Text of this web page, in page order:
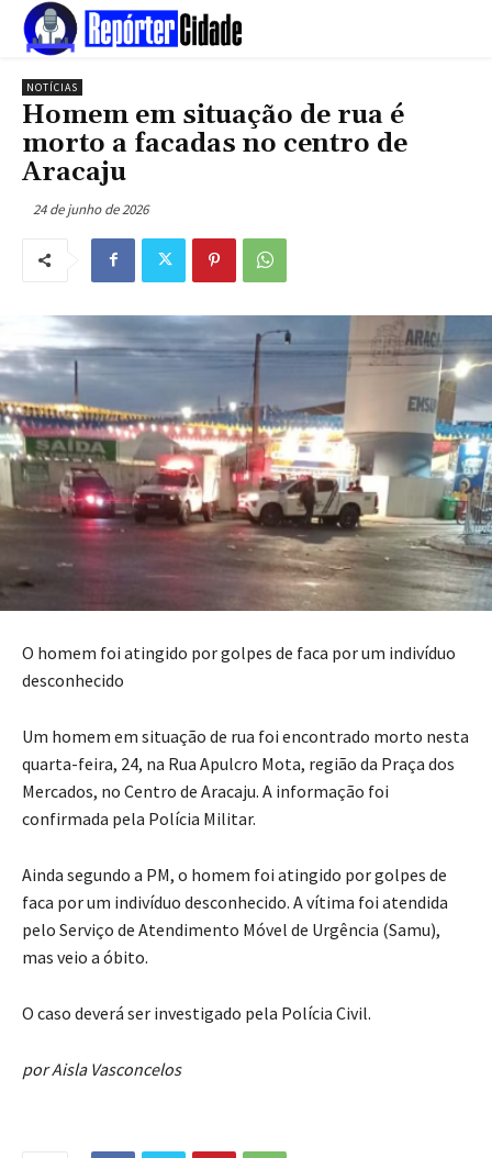
NOTÍCIAS
Homem em situação de rua é
morto a facadas no centro de
Aracaju
24 de junho de 2026
O homem foi atingido por golpes de faca por um indivíduo
desconhecido
Um homem em situação de rua foi encontrado morto nesta
quarta-feira, 24, na Rua Apulcro Mota, região da Praça dos
Mercados, no Centro de Aracaju. A informação foi
confirmada pela Polícia Militar.
Ainda segundo a PM, o homem foi atingido por golpes de
faca por um indivíduo desconhecido. A vítima foi atendida
pelo Serviço de Atendimento Móvel de Urgência (Samu),
mas veio a óbito.
O caso deverá ser investigado pela Polícia Civil.
por Aisla Vasconcelos